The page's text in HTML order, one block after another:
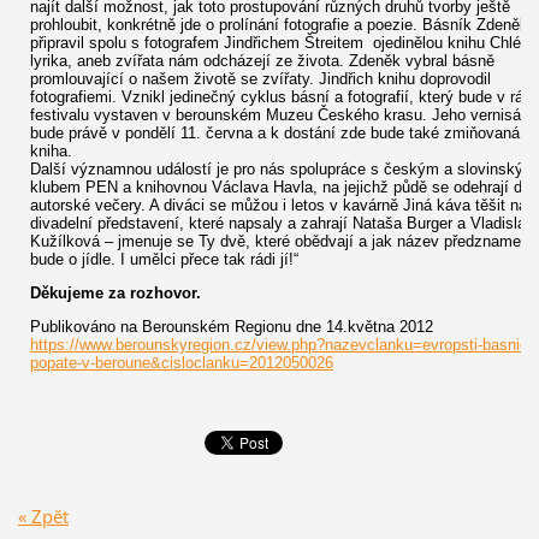
najít další možnost, jak toto prostupování různých druhů tvorby ještě
prohloubit, konkrétně jde o prolínání fotografie a poezie. Básník Zdeněk
připravil spolu s fotografem Jindřichem Štreitem ojedinělou knihu
lyrika, aneb zvířata nám odcházejí ze života. Zdeněk vybral básně
promlouvající o našem životě se zvířaty. Jindřich knihu doprovodil
fotografiemi. Vznikl jedinečný cyklus básní a fotografií, který bude v
festivalu vystaven v berounském Muzeu Českého krasu. Jeho vernisáž
bude právě v pondělí 11. června a k dostání zde bude také zmiňovaná
kniha.
Další významnou událostí je pro nás spolupráce s českým a slovinským
klubem PEN a knihovnou Václava Havla, na jejichž půdě se odehrají dva
autorské večery. A diváci se můžou i letos v kavárně Jiná káva těšit na
divadelní představení, které napsaly a zahrají Nataša Burger a
Kužílková – jmenuje se Ty dvě, které obědvají a jak název
bude o jídle. I umělci přece tak rádi jí!“
Děkujeme za rozhovor.
Publikováno na Berounském Regionu dne 14.května 2012
https://www.berounskyregion.cz/view.php?nazevclanku=evropsti-basnici-
popate-v-beroune&cisloclanku=2012050026
« Zpět